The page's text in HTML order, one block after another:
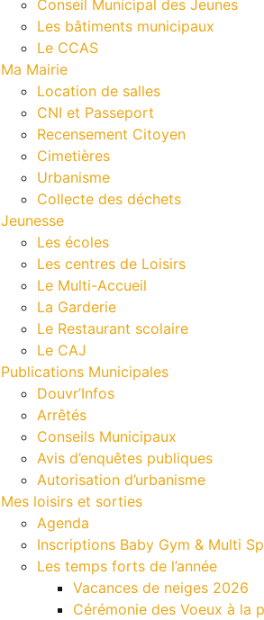
Conseil Municipal des Jeunes
Les bâtiments municipaux
Le CCAS
Ma Mairie
Location de salles
CNI et Passeport
Recensement Citoyen
Cimetières
Urbanisme
Collecte des déchets
Jeunesse
Les écoles
Les centres de Loisirs
Le Multi-Accueil
La Garderie
Le Restaurant scolaire
Le CAJ
Publications Municipales
Douvr’Infos
Arrêtés
Conseils Municipaux
Avis d’enquêtes publiques
Autorisation d’urbanisme
Mes loisirs et sorties
Agenda
Inscriptions Baby Gym & Multi
Les temps forts de l’année
Vacances de neiges 2026
Cérémonie des Voeux à la